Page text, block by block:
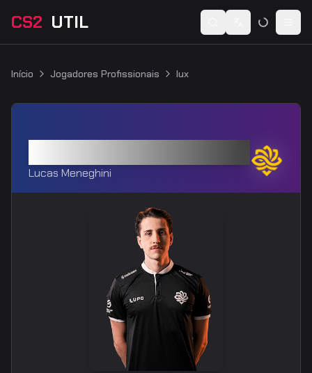
CS2 UTIL Switch language
Início Jogadores Profissionais lux
Lucas Meneghini